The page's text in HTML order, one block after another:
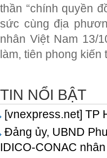
thần “chính quyền
sức cùng địa
nhân Việt Nam 13/
làm, tiên phong kiến
TIN NỔI BẬT
[vnexpress.net] TP
Đảng ủy, UBND
IDICO-CONAC